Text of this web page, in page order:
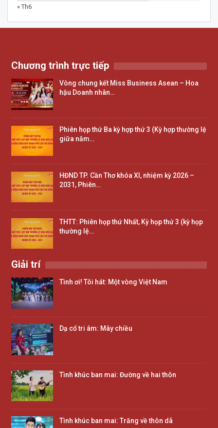
« Th6
Chương trình trực tiếp
Vòng chung kết Miss Business Asean – Hoa
hậu Doanh nhân…
Phiên họp thứ Ba kỳ hợp thứ 3 (Kỳ hợp thường lệ
giữa năm…
HĐND TP. Cần Thơ khóa XI, nhiệm kỳ 2026 –
2031, Phiên…
THTT: Phiên họp thứ Nhất, Kỳ họp thứ 3 (kỳ họp
thường lệ…
Giải trí
Tình ơi! Tôi hát: Một vòng Việt Nam
Dạ cổ tri âm: Mây chiều
Tình khúc ban mai: Đường về hai thôn
Tình khúc ban mai: Trăng về thôn dã